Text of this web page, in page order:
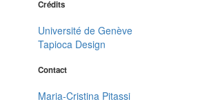
Crédits
Université de Genève
Tapioca Design
Contact
Maria-Cristina Pitassi